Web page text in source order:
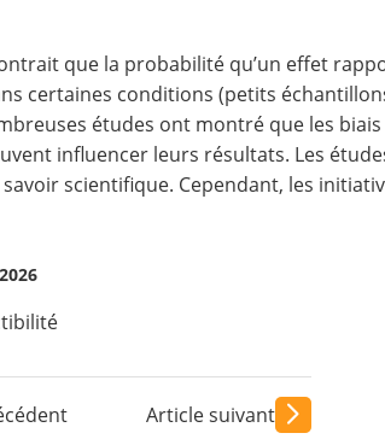
que la probabilité qu’un effet
certaines conditions (petits
études ont montré que les
influencer leurs résultats. Les
scientifique. Cependant, les
Article suivant